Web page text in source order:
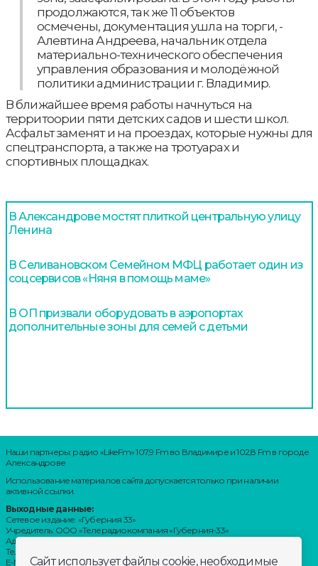
продолжаются, так же 11 объектов
осмечены, документация ушла на торги, -
Алевтина Андреева, начальник отдела
материально-технического обеспечения
управления образования и молодёжной
политики администрации г. Владимир.
В ближайшее время работы начнуться на
территоории пяти детских садов и шести школ.
Асфальт заменят и на проездах, которые нужны для
спецтранспорта, а также на тротуарах и
спортивных площадках.
В Александрове мостят плиткой центральную улицу
Ленина
В Селивановском Семейном МФЦ работает один из
соцсервисов «Няня в помощь маме»
В ОП призвали оборудовать в аэропортах
дополнительные зоны для семей с детьми
Наши партнеры: радио «LikeFm» 107,9 Fm во Владимире и 102,8 Fm в городе
Александрове
Использование материалов сайта допускается только при наличии
активной ссылки.
Выходные данные:
Сетевое издание: «Губерния 33»
Учредитель: ООО «Телерадиокомпания «Губерния-33»
Адрес: Воронцовский переулок, д.4.г. Владимир, 600000
Телефон: 8 (4922) 36-20-36.
E-Mail: news@trc33.ru
Сайт использует файлы cookie, необходимые